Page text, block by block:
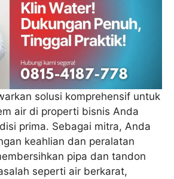
solusi komprehensif untuk
air di properti bisnis Anda
prima. Sebagai mitra, Anda
keahlian dan peralatan
pipa dan tandon
seperti air berkarat,